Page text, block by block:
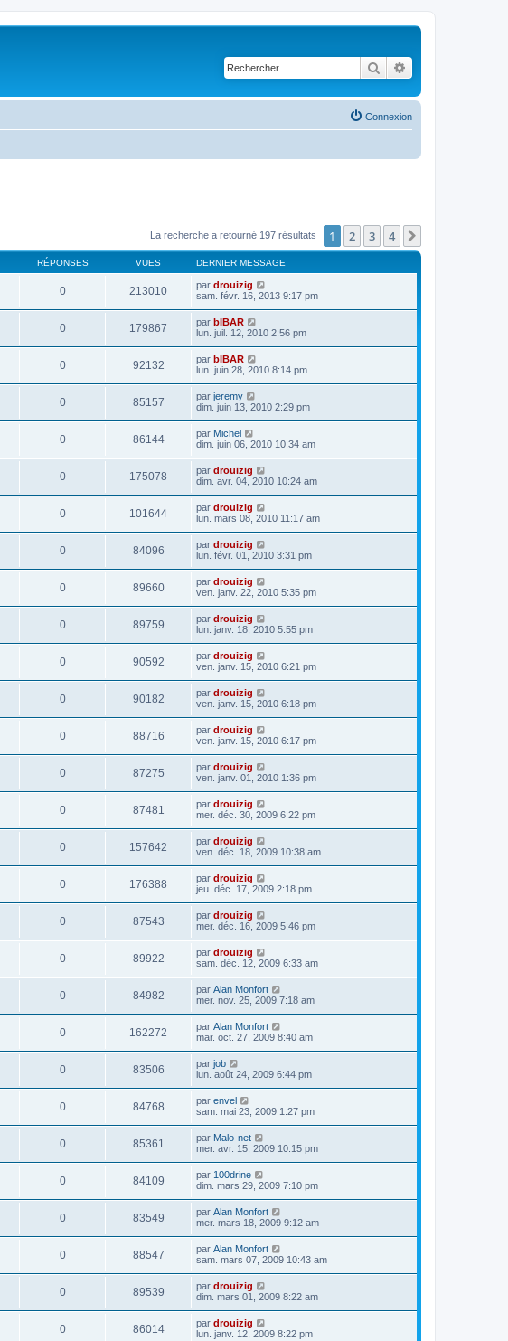
Rechercher
Connexion
La recherche a retourné 197 résultats 1 2 3 4
RÉPONSES VUES DERNIER MESSAGE
0 213010 par drouizig
sam. févr. 16, 2013 9:17 pm
0 179867 par bIBAR
lun. juil. 12, 2010 2:56 pm
0 92132 par bIBAR
lun. juin 28, 2010 8:14 pm
0 85157 par jeremy
dim. juin 13, 2010 2:29 pm
0 86144 par Michel
dim. juin 06, 2010 10:34 am
0 175078 par drouizig
dim. avr. 04, 2010 10:24 am
0 101644 par drouizig
lun. mars 08, 2010 11:17 am
0 84096 par drouizig
lun. févr. 01, 2010 3:31 pm
0 89660 par drouizig
ven. janv. 22, 2010 5:35 pm
0 89759 par drouizig
lun. janv. 18, 2010 5:55 pm
0 90592 par drouizig
ven. janv. 15, 2010 6:21 pm
0 90182 par drouizig
ven. janv. 15, 2010 6:18 pm
0 88716 par drouizig
ven. janv. 15, 2010 6:17 pm
0 87275 par drouizig
ven. janv. 01, 2010 1:36 pm
0 87481 par drouizig
mer. déc. 30, 2009 6:22 pm
0 157642 par drouizig
ven. déc. 18, 2009 10:38 am
0 176388 par drouizig
jeu. déc. 17, 2009 2:18 pm
0 87543 par drouizig
mer. déc. 16, 2009 5:46 pm
0 89922 par drouizig
sam. déc. 12, 2009 6:33 am
0 84982 par Alan Monfort
mer. nov. 25, 2009 7:18 am
0 162272 par Alan Monfort
mar. oct. 27, 2009 8:40 am
0 83506 par job
lun. août 24, 2009 6:44 pm
0 84768 par envel
sam. mai 23, 2009 1:27 pm
0 85361 par Malo-net
mer. avr. 15, 2009 10:15 pm
0 84109 par 100drine
dim. mars 29, 2009 7:10 pm
0 83549 par Alan Monfort
mer. mars 18, 2009 9:12 am
0 88547 par Alan Monfort
sam. mars 07, 2009 10:43 am
0 89539 par drouizig
dim. mars 01, 2009 8:22 am
0 86014 par drouizig
lun. janv. 12, 2009 8:22 pm